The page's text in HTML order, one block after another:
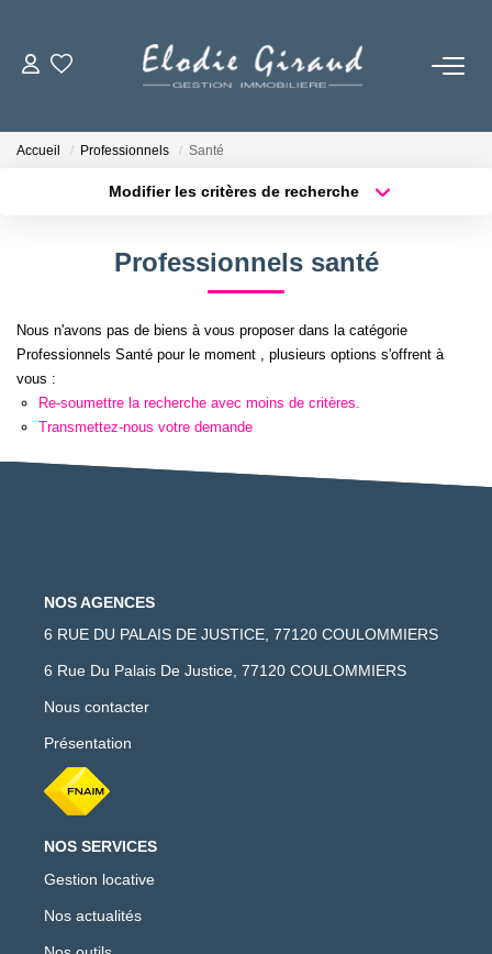
Accueil Professionnels Santé
Modifier les critères de recherche
Professionnels santé
Nous n'avons pas de biens à vous proposer dans la catégorie
Professionnels Santé pour le moment , plusieurs options s'offrent à
vous :
Re-soumettre la recherche avec moins de critères.
Transmettez-nous votre demande
NOS AGENCES
6 RUE DU PALAIS DE JUSTICE, 77120 COULOMMIERS
6 Rue Du Palais De Justice, 77120 COULOMMIERS
Nous contacter
Présentation
NOS SERVICES
Gestion locative
Nos actualités